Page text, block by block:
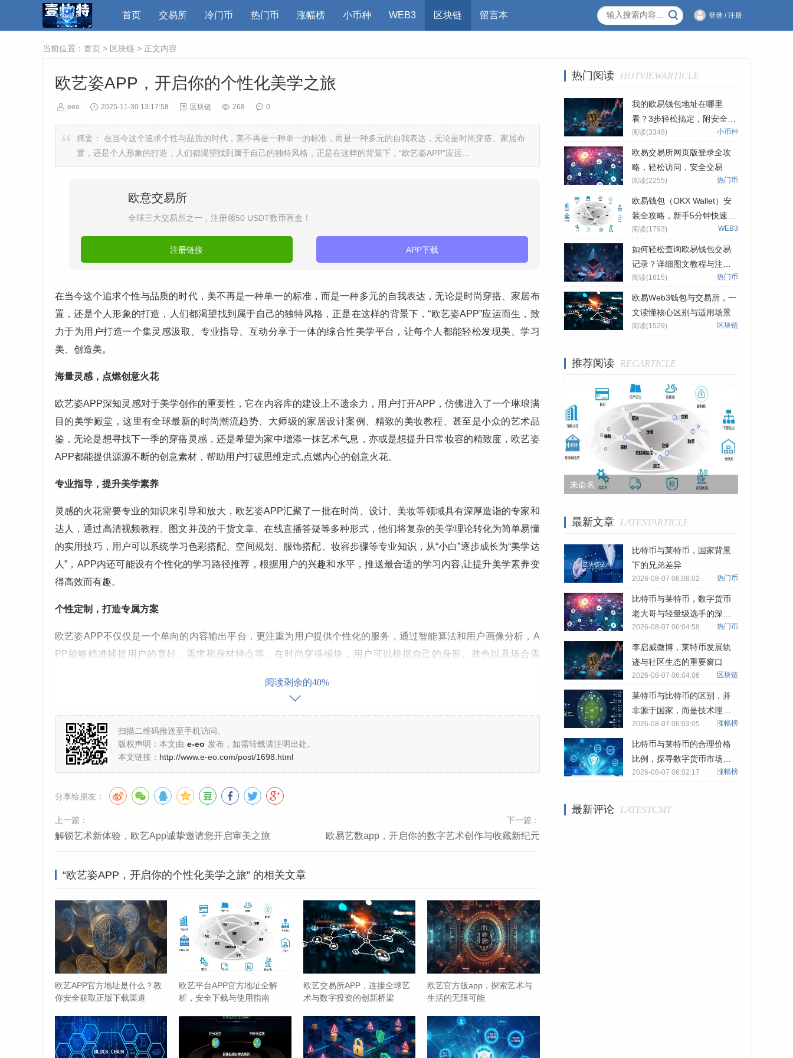
首页 交易所 冷门币 热门币 涨幅榜 小币种 WEB3 区块链 留言本 登录 / 注册
当前位置： 首页 > 区块链 > 正文内容
欧艺姿APP，开启你的个性化美学之旅
eeo 2025-11-30 13:17:58 区块链 268 0
摘要：
在当今这个追求个性与品质的时代，美不再是一种单一的标准，而是一种多元的自我表达，无论是时尚穿搭、家居布
置，还是个人形象的打造，人们都渴望找到属于自己的独特风格，正是在这样的背景下，“欧艺姿APP”应运...
欧意交易所
全球三大交易所之一，注册领50 USDT数币盲盒！
注册链接 APP下载
在当今这个追求个性与品质的时代，美不再是一种单一的标准，而是一种多元的自我表达，无论是时尚穿搭、家居布
置，还是个人形象的打造，人们都渴望找到属于自己的独特风格，正是在这样的背景下，“欧艺姿APP”应运而生，致
力于为用户打造一个集灵感汲取、专业指导、互动分享于一体的综合性美学平台，让每个人都能轻松发现美、学习
美、创造美。
海量灵感，点燃创意火花
欧艺姿APP深知灵感对于美学创作的重要性，它在内容库的建设上不遗余力，用户打开APP，仿佛进入了一个琳琅满
目的美学殿堂，这里有全球最新的时尚潮流趋势、大师级的家居设计案例、精致的美妆教程、甚至是小众的艺术品
鉴，无论是想寻找下一季的穿搭灵感，还是希望为家中增添一抹艺术气息，亦或是想提升日常妆容的精致度，欧艺姿
APP都能提供源源不断的创意素材，帮助用户打破思维定式,点燃内心的创意火花。
专业指导，提升美学素养
灵感的火花需要专业的知识来引导和放大，欧艺姿APP汇聚了一批在时尚、设计、美妆等领域具有深厚造诣的专家和
达人，通过高清视频教程、图文并茂的干货文章、在线直播答疑等多种形式，他们将复杂的美学理论转化为简单易懂
的实用技巧，用户可以系统学习色彩搭配、空间规划、服饰搭配、妆容步骤等专业知识，从“小白”逐步成长为“美学达
人”，APP内还可能设有个性化的学习路径推荐，根据用户的兴趣和水平，推送最合适的学习内容,让提升美学素养变
得高效而有趣。
个性定制，打造专属方案
欧艺姿APP不仅仅是一个单向的内容输出平台，更注重为用户提供个性化的服务，通过智能算法和用户画像分析，A
PP能够精准捕捉用户的喜好、需求和身材特点等，在时尚穿搭模块，用户可以根据自己的身形、肤色以及场合需
这种“千人千面”的定制化体验，让用户感受到被理解和重视,从而更容易打造出真正属于自己的独特风格。
互动社区，分享美学生活
美是需要分享和交流的，欧艺姿APP构建了一个活跃的用户社区，这里聚集了众多热爱生活、追求美学的同好，用户
可以在社区内分享自己的穿搭心得、家居改造成果、美妆创作，也可以就遇到的美学问题向他人请教，或是对他人的
进步，每个人既是美的欣赏者,也是美的创造者和传播者。
便捷服务，优化体验闭环
种草的美妆单品、服饰单品或家居好物，可以一键跳转购买；如果对某些专业服务有需求，如造型设计、家居软装搭
性和满意度,让美学理念真正落地到生活的方方面面。
欧艺姿APP凭借其丰富的内容、专业的指导、个性化的服务、活跃的社区以及便捷的体验，正逐渐成为现代人追求美
好生活的得力助手，它不仅仅是一个工具，更是一种生活态度的倡导——鼓励每个人发现自身的独特之美，并将这份
美融入到日常生活的点点滴滴中，如果你也渴望提升自己的审美品味，打造更具质感的生活，不妨下载欧艺姿APP,开
启你的个性化美学之旅吧！
币安交易所
币安交易所是国际领先的数字货币交易平台，低手续费与BNB空投福利不断！
阅读剩余的40%
扫描二维码推送至手机访问。
版权声明：本文由 e-eo 发布，如需转载请注明出处。
本文链接： http://www.e-eo.com/post/1698.html
分享给朋友：
上一篇：
解锁艺术新体验，欧艺App诚挚邀请您开启审美之旅
下一篇：
欧易艺数app，开启你的数字艺术创作与收藏新纪元
“欧艺姿APP，开启你的个性化美学之旅” 的相关文章
欧艺APP官方地址是什么？教
你安全获取正版下载渠道
欧艺平台APP官方地址全解
析，安全下载与使用指南
欧艺交易所APP，连接全球艺
术与数字投资的创新桥梁
欧艺官方版app，探索艺术与
生活的无限可能
热门阅读 HOTVIEWARTICLE
我的欧易钱包地址在哪里
看？3步轻松搞定，附安全小
贴士
阅读(3348) 小币种
欧易交易所网页版登录全攻
略，轻松访问，安全交易
阅读(2255) 热门币
欧易钱包（OKX Wallet）安
装全攻略，新手5分钟快速上
手，安全开启Web3世界
阅读(1793) WEB3
如何轻松查询欧易钱包交易
记录？详细图文教程与注意
事项
阅读(1615) 热门币
欧易Web3钱包与交易所，一
文读懂核心区别与适用场景
阅读(1529) 区块链
推荐阅读 RECARTICLE
未命名
最新文章 LATESTARTICLE
比特币与莱特币，国家背景
下的兄弟差异
2026-08-07 06:08:02 热门币
比特币与莱特币，数字货币
老大哥与轻量级选手的深度
对比
2026-08-07 06:04:58 热门币
李启威微博，莱特币发展轨
迹与社区生态的重要窗口
2026-08-07 06:04:06 区块链
莱特币与比特币的区别，并
非源于国家，而是技术理念
与应用场景的差异
2026-08-07 06:03:05 涨幅榜
比特币与莱特币的合理价格
比例，探寻数字货币市场的
晴雨表？
2026-08-07 06:02:17 涨幅榜
最新评论 LATESTCMT